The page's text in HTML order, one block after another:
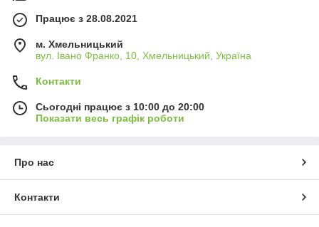
Працює з 28.08.2021
м. Хмельницький
вул. Івано Франко, 10, Хмельницький, Україна
Контакти
Сьогодні працює з 10:00 до 20:00
Показати весь графік роботи
Про нас
Контакти